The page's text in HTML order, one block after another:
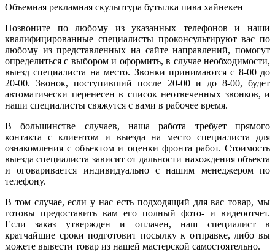
Объемная рекламная скульптура бутылка пива хайнекен
Позвоните по любому из указанных телефонов и наши
квалифицированные специалисты проконсультируют вас по
любому из представленных на сайте направлений, помогут
определиться с выбором и оформить, в случае необходимости,
выезд специалиста на место. Звонки принимаются с 8-00 до
20-00. Звонок, поступивший после 20-00 и до 8-00, будет
автоматически перенесен в список неотвеченных звонков, и
наши специалисты свяжутся с вами в рабочее время.
В большинстве случаев, наша работа требует прямого
контакта с клиентом и выезда на место специалиста для
ознакомления с объектом и оценки фронта работ. Стоимость
выезда специалиста зависит от дальности нахождения объекта
и оговаривается индивидуально с нашим менеджером по
телефону.
В том случае, если у нас есть подходящий для вас товар, мы
готовы предоставить вам его полный фото- и видеоотчет.
Если заказ утвержден и оплачен, наш специалист в
кратчайшие сроки подготовит посылку к отправке, либо вы
можете вывести товар из нашей мастерской самостоятельно.